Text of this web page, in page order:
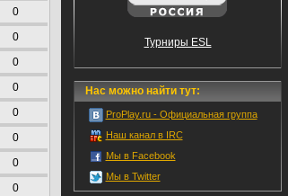
0
0
0
0
0
0
0
0
Турниры ESL
Нас можно найти тут:
ProPlay.ru - Официальная группа
Наш канал в IRC
Мы в Facebook
Мы в Twitter